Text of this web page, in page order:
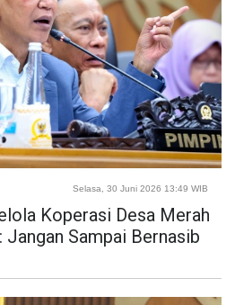
Selasa, 30 Juni 2026 13:49 WIB
Koperasi Desa Merah
Jangan Sampai Bernasib